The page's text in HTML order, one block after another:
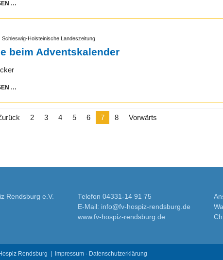
…
Schleswig-Holsteinische Landeszeitung
beim Adventskalender
…
2 3 4 5 6 7 8 Vorwärts
Rendsburg e.V.
Telefon 04331-14 91 75
E-Mail: info@fv-hospiz-rendsburg.de
www.fv-hospiz-rendsburg.de
Rendsburg | Impressum · Datenschutzerklärung